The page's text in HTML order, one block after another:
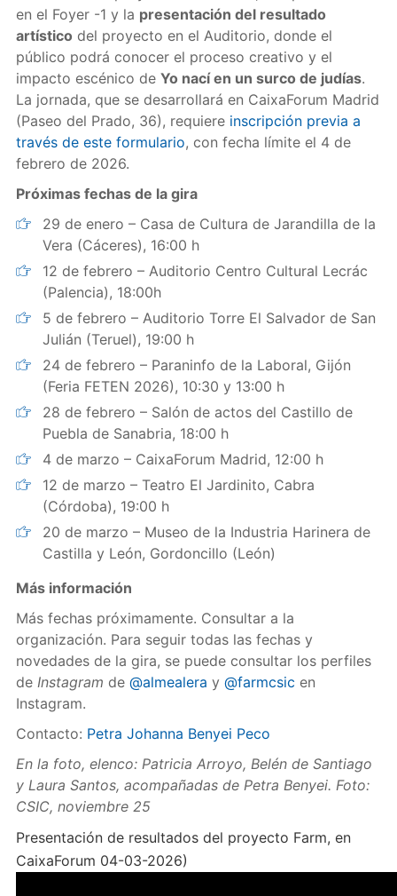
en el Foyer -1 y la presentación del resultado
artístico del proyecto en el Auditorio, donde el
público podrá conocer el proceso creativo y el
impacto escénico de Yo nací en un surco de judías.
La jornada, que se desarrollará en CaixaForum Madrid
(Paseo del Prado, 36), requiereinscripción previa a
través de este formulario, con fecha límite el 4 de
febrero de 2026.
Próximas fechas de la gira
29 de enero – Casa de Cultura de Jarandilla de la
Vera (Cáceres), 16:00 h
12 de febrero – Auditorio Centro Cultural Lecrác
(Palencia), 18:00h
5 de febrero – Auditorio Torre El Salvador de San
Julián (Teruel), 19:00 h
24 de febrero – Paraninfo de la Laboral, Gijón
(Feria FETEN 2026), 10:30 y 13:00 h
28 de febrero – Salón de actos del Castillo de
Puebla de Sanabria, 18:00 h
4 de marzo – CaixaForum Madrid, 12:00 h
12 de marzo – Teatro El Jardinito, Cabra
(Córdoba), 19:00 h
20 de marzo – Museo de la Industria Harinera de
Castilla y León, Gordoncillo (León)
Más información
Más fechas próximamente. Consultar a la
organización. Para seguir todas las fechas y
novedades de la gira, se puede consultar los perfiles
de Instagram de @almealera y @farmcsic en
Instagram.
Contacto: Petra Johanna Benyei Peco
En la foto, elenco: Patricia Arroyo, Belén de Santiago
y Laura Santos, acompañadas de Petra Benyei. Foto:
CSIC, noviembre 25
Presentación de resultados del proyecto Farm, en
CaixaForum 04-03-2026)